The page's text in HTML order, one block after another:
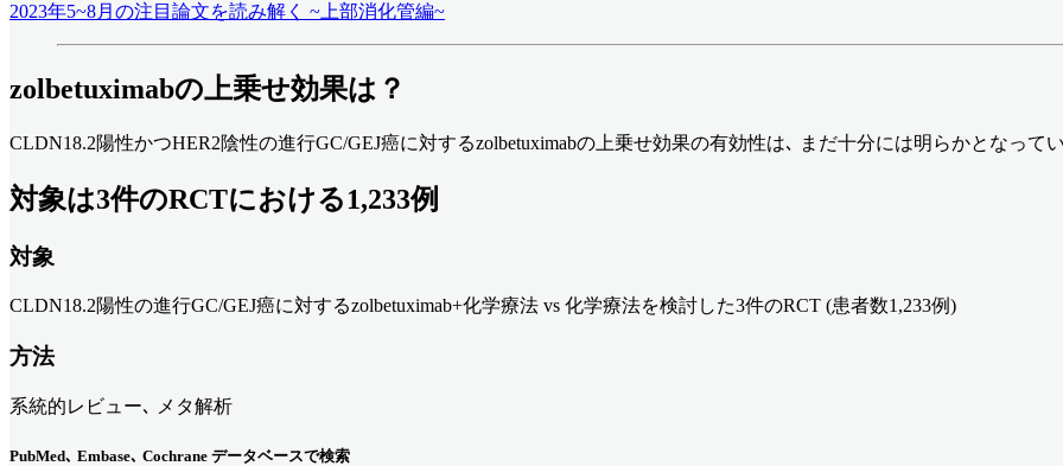
2023年5~8月の注目論文を読み解く ~上部消化管編~
zolbetuximabの上乗せ効果は？
CLDN18.2陽性かつHER2陰性の進行GC/GEJ癌に対するzolbetuximabの上乗せ効果の有効性は､ まだ十分には明らかとなって
対象は3件のRCTにおける1,233例
対象
CLDN18.2陽性の進行GC/GEJ癌に対するzolbetuximab+化学療法 vs 化学療法を検討した3件のRCT (患者数1,233例)
方法
系統的レビュー､ メタ解析
PubMed､ Embase､ Cochrane データベースで検索